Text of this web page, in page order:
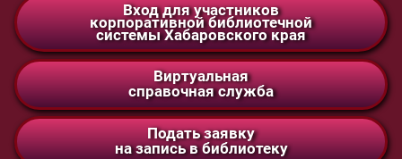
Вход для участников
корпоративной библиотечной
системы Хабаровского края
Виртуальная
справочная служба
Подать заявку
на запись в библиотеку